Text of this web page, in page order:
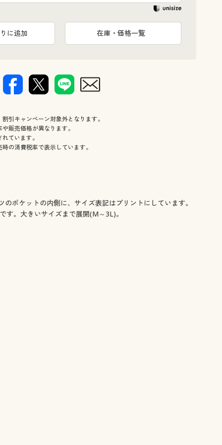
に追加 在庫・価格一覧
引キャンペーン対象外となります。
販売価格が異なります。
ています。
の消費税率で表示しています。
ポケットの内側に、サイズ表記はプリントにしています。
。大きいサイズまで展開(M～3L)。